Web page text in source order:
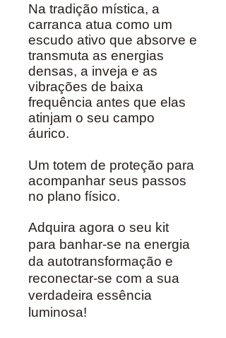
Na tradição mística, a
carranca atua como um
escudo ativo que absorve e
transmuta as energias
densas, a inveja e as
vibrações de baixa
frequência antes que elas
atinjam o seu campo
áurico.
Um totem de proteção para
acompanhar seus passos
no plano físico.
Adquira agora o seu kit
para banhar-se na energia
da autotransformação e
reconectar-se com a sua
verdadeira essência
luminosa!